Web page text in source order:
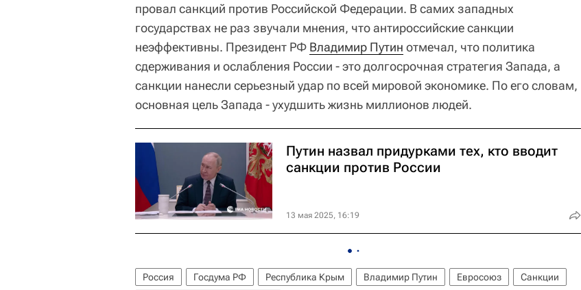
провал санкций против Российской Федерации. В самих западных
государствах не раз звучали мнения, что антироссийские санкции
неэффективны. Президент РФ Владимир Путин отмечал, что политика
сдерживания и ослабления России - это долгосрочная стратегия Запада, а
санкции нанесли серьезный удар по всей мировой экономике. По его словам,
основная цель Запада - ухудшить жизнь миллионов людей.
Путин назвал придурками тех, кто вводит
санкции против России
13 мая 2025, 16:19
Россия Госдума РФ Республика Крым Владимир Путин Евросоюз
Санкции